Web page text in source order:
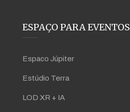
ESPAÇO PARA EVENTOS
Espaco Júpiter
Estúdio Terra
LOD XR + IA